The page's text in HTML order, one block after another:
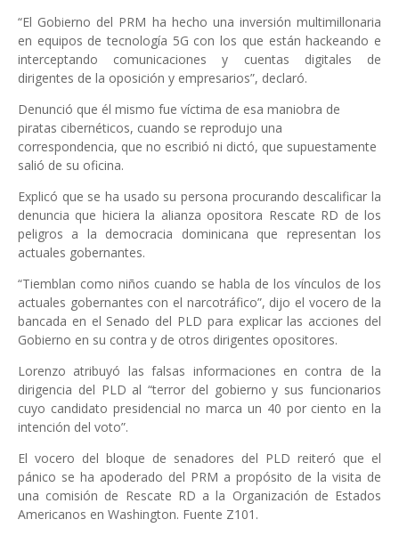
“El Gobierno del PRM ha hecho una inversión multimillonaria
en equipos de tecnología 5G con los que están hackeando e
interceptando comunicaciones y cuentas digitales de
dirigentes de la oposición y empresarios”, declaró.
Denunció que él mismo fue víctima de esa maniobra de
piratas cibernéticos, cuando se reprodujo una
correspondencia, que no escribió ni dictó, que supuestamente
salió de su oficina.
Explicó que se ha usado su persona procurando descalificar la
denuncia que hiciera la alianza opositora Rescate RD de los
peligros a la democracia dominicana que representan los
actuales gobernantes.
“Tiemblan como niños cuando se habla de los vínculos de los
actuales gobernantes con el narcotráfico”, dijo el vocero de la
bancada en el Senado del PLD para explicar las acciones del
Gobierno en su contra y de otros dirigentes opositores.
Lorenzo atribuyó las falsas informaciones en contra de la
dirigencia del PLD al “terror del gobierno y sus funcionarios
cuyo candidato presidencial no marca un 40 por ciento en la
intención del voto”.
El vocero del bloque de senadores del PLD reiteró que el
pánico se ha apoderado del PRM a propósito de la visita de
una comisión de Rescate RD a la Organización de Estados
Americanos en Washington. Fuente Z101.